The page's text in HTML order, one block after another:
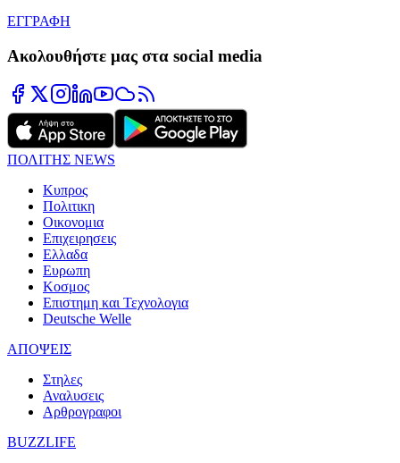
ΕΓΓΡΑΦΗ
Ακολουθήστε μας στα social media
ΠΟΛΙΤΗΣ NEWS
Κυπρος
Πολιτικη
Οικονομια
Επιχειρησεις
Ελλαδα
Ευρωπη
Κοσμος
Επιστημη και Τεχνολογια
Deutsche Welle
ΑΠΟΨΕΙΣ
Στηλες
Αναλυσεις
Αρθρογραφοι
BUZZLIFE